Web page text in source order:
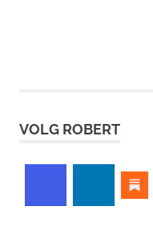
VOLG ROBERT